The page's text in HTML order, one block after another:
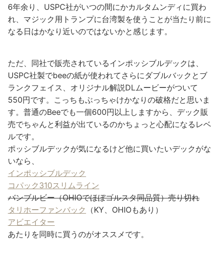
6年余り、USPC社がいつの間にかカルタムンディに買わ
れ、マジック用トランプに台湾製を使うことが当たり前に
なる日はかなり近いのではないかと感じます。
ただ、同社で販売されているインポッシブルデックは、
USPC社製でbeeの紙が使われてさらにダブルバックとブ
ランクフェイス、オリジナル解説DLムービーがついて
550円です。こっちもぶっちゃけかなりの破格だと思いま
す。普通のBeeでも一個600円以上しますから、デック販
売でちゃんと利益が出ているのかちょっと心配になるレベ
ルです。
ポッシブルデックが気になるけど他に買いたいデックがな
いなら、
インポッシブルデック
コパック310スリムライン
バンブルビー（OHIOでほぼゴルスタ同品質）売り切れ
タリホーファンバック
（KY、OHIOもあり）
アビエイター
あたりを同時に買うのがオススメです。